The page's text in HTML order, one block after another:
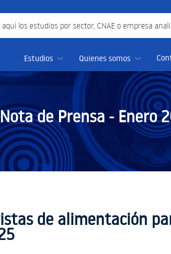
Estudios
Quienes somos
de Prensa - Enero
de alimentación